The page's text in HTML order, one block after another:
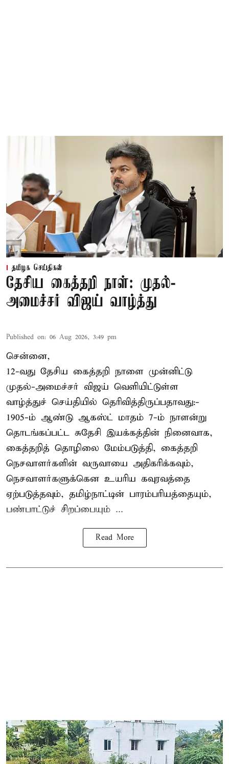
தமிழக செய்திகள்
தேசிய கைத்தறி நாள்: முதல்-
அமைச்சர் விஜய் வாழ்த்து
Published on: 06 Aug 2026, 3:49 pm
சென்னை,
12-வது தேசிய கைத்தறி நாளை முன்னிட்டு
முதல்-அமைச்சர் விஜய் வெளியிட்டுள்ள
வாழ்த்துச் செய்தியில் தெரிவித்திருப்பதாவது:-
1905-ம் ஆண்டு ஆகஸ்ட் மாதம் 7-ம் நாளன்று
தொடங்கப்பட்ட சுதேசி இயக்கத்தின் நினைவாக,
கைத்தறித் தொழிலை மேம்படுத்தி, கைத்தறி
நெசவாளர்களின் வருவாயை அதிகரிக்கவும்,
நெசவாளர்களுக்கென உயரிய கவுரவத்தை
ஏற்படுத்தவும், தமிழ்நாட்டின் பாரம்பரியத்தையும்,
பண்பாட்டுச் சிறப்பையும் ...
Read More